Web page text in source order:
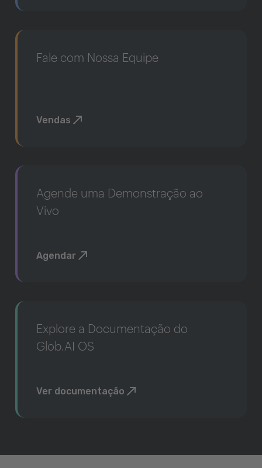
Fale com Nossa Equipe
Vendas
Agende uma Demonstração ao
Vivo
Agendar
Explore a Documentação do
Glob.AI OS
Ver documentação